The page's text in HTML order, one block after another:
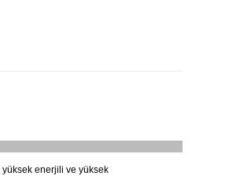
yüksek enerjili ve yüksek